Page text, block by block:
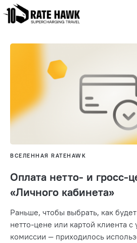
ВСЕЛЕННАЯ RATEHAWK
Оплата нетто- и гросс-
«Личного кабинета»
Раньше, чтобы выбрать, как
нетто-цене или картой клиента с
комиссии — приходилось